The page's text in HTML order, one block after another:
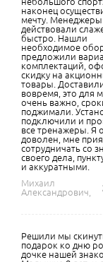
наконец
мечту. Менеджеры
действовали
быстро. Нашли
необходимое
предложили
комплектаций,
скидку на
товары.
вовремя, это для
очень важно,
поджимали.
подключили и
все тренажеры. Я
доволен, мне
сотрудничать со
своего дела,
и аккуратными.
Михаил
Александрович,
Решили мы
подарок ко дню
дочке нашей